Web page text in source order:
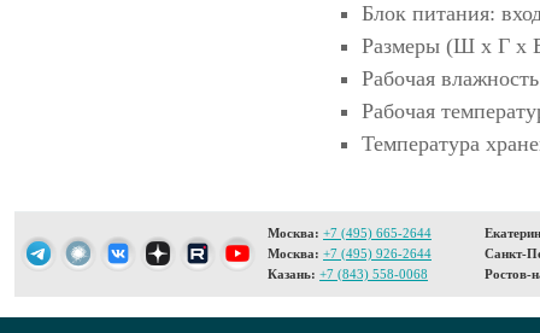
Блок питания:
Размеры (Ш х Г х
Рабочая
Рабочая
Температура
Москва: +7 (495) 665-2644
Москва: +7 (495) 926-2644
Казань: +7 (843) 558-0068
Санкт-
Ростов-